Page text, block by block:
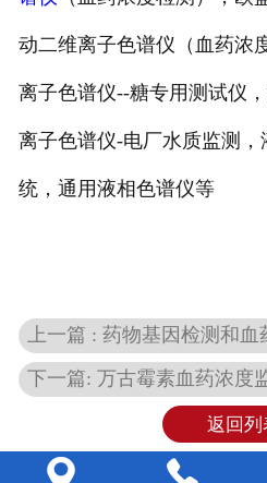
动二维离子色谱仪（血药浓
离子色谱仪--糖专用测试仪
离子色谱仪-电厂水质监测
统，通用液相色谱仪等
上一篇 : 药物基因检测和
下一篇: 万古霉素血药浓度
返回列
 